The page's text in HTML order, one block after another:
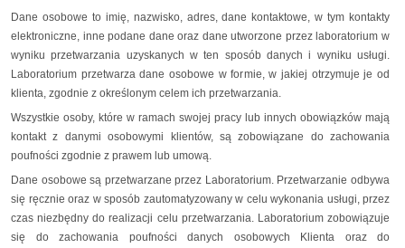
Dane osobowe to imię, nazwisko, adres, dane kontaktowe, w tym kontakty
elektroniczne, inne podane dane oraz dane utworzone przez laboratorium w
wyniku przetwarzania uzyskanych w ten sposób danych i wyniku usługi.
Laboratorium przetwarza dane osobowe w formie, w jakiej otrzymuje je od
klienta, zgodnie z określonym celem ich przetwarzania.
Wszystkie osoby, które w ramach swojej pracy lub innych obowiązków mają
kontakt z danymi osobowymi klientów, są zobowiązane do zachowania
poufności zgodnie z prawem lub umową.
Dane osobowe są przetwarzane przez Laboratorium. Przetwarzanie odbywa
się ręcznie oraz w sposób zautomatyzowany w celu wykonania usługi, przez
czas niezbędny do realizacji celu przetwarzania. Laboratorium zobowiązuje
się do zachowania poufności danych osobowych Klienta oraz do